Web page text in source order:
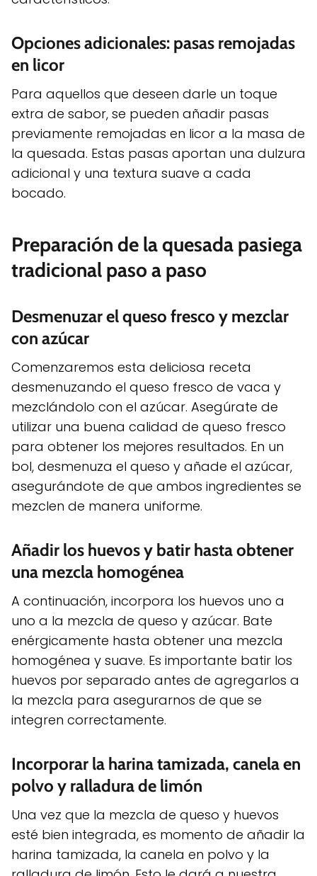
Opciones adicionales: pasas remojadas
en licor
Para aquellos que deseen darle un toque
extra de sabor, se pueden añadir pasas
previamente remojadas en licor a la masa de
la quesada. Estas pasas aportan una dulzura
adicional y una textura suave a cada
bocado.
Preparación de la quesada pasiega
tradicional paso a paso
Desmenuzar el queso fresco y mezclar
con azúcar
Comenzaremos esta deliciosa receta
desmenuzando el queso fresco de vaca y
mezclándolo con el azúcar. Asegúrate de
utilizar una buena calidad de queso fresco
para obtener los mejores resultados. En un
bol, desmenuza el queso y añade el azúcar,
asegurándote de que ambos ingredientes se
mezclen de manera uniforme.
Añadir los huevos y batir hasta obtener
una mezcla homogénea
A continuación, incorpora los huevos uno a
uno a la mezcla de queso y azúcar. Bate
enérgicamente hasta obtener una mezcla
homogénea y suave. Es importante batir los
huevos por separado antes de agregarlos a
la mezcla para asegurarnos de que se
integren correctamente.
Incorporar la harina tamizada, canela en
polvo y ralladura de limón
Una vez que la mezcla de queso y huevos
esté bien integrada, es momento de añadir la
harina tamizada, la canela en polvo y la